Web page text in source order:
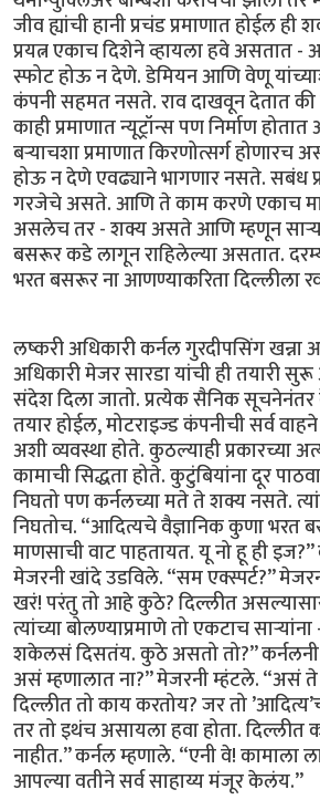
जीव ह्यांची हानी प्रचंड प्रमाणात होईल
प्रयत्न एकाच दिशेने व्हायला हवे असतात -
स्फोट होऊ न देणे. डेमियन आणि वेणू
कंपनी सहमत नसते. राव दाखवून देतात की
काही प्रमाणात न्यूट्रॉन्स पण निर्माण
बर्‍याचशा प्रमाणात किरणोत्सर्ग होणारच
होऊ न देणे एवढ्याने भागणार नसते. सबंध
गरजेचे असते. आणि ते काम करणे एकाच
असलेच तर - शक्य असते आणि म्हणून
बसरूर कडे लागून राहिलेल्या असतात.
भरत बसरूर ना आणण्याकरिता दिल्लीला
लष्करी अधिकारी कर्नल गुरदीपसिंग खन्ना
अधिकारी मेजर सारडा यांची ही तयारी
संदेश दिला जातो. प्रत्येक सैनिक
तयार होईल, मोटराइज्ड कंपनीची सर्व
अशी व्यवस्था होते. कुठल्याही प्रकारच्या
कामाची सिद्धता होते. कुटुंबियांना दूर
निघतो पण कर्नलच्या मते ते शक्य नसते.
निघतोच. “आदित्यचे वैज्ञानिक कुणा भरत
माणसाची वाट पाहतायत. यू नो हू ही इज?”
मेजरनी खांदे उडविले. “सम एक्स्पर्ट?”
खरं! परंतु तो आहे कुठे? दिल्लीत
त्यांच्या बोलण्याप्रमाणे तो एकटाच
शकेलसं दिसतंय. कुठे असतो तो?” कर्नलनी
असं म्हणालात ना?” मेजरनी म्हंटले. “असं
दिल्लीत तो काय करतोय? जर तो
तर तो इथंच असायला हवा होता. दिल्लीत
नाहीत.” कर्नल म्हणाले. “एनी वे! कामाला
आपल्या वतीने सर्व साहाय्य मंजूर केलंय.”